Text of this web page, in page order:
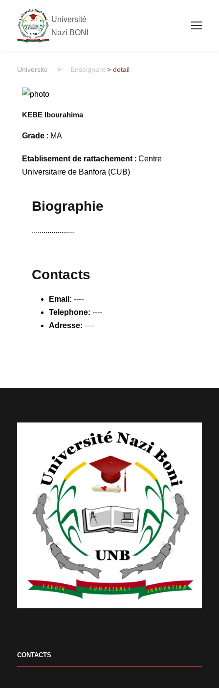
Université
Nazi BONI
Universite > Enseignant > detail
KEBE Ibourahima
Grade: MA
Etablisement de rattachement: Centre
Universitaire de Banfora (CUB)
Biographie
......................
Contacts
Email: ----
Telephone: ----
Adresse: ----
CONTACTS